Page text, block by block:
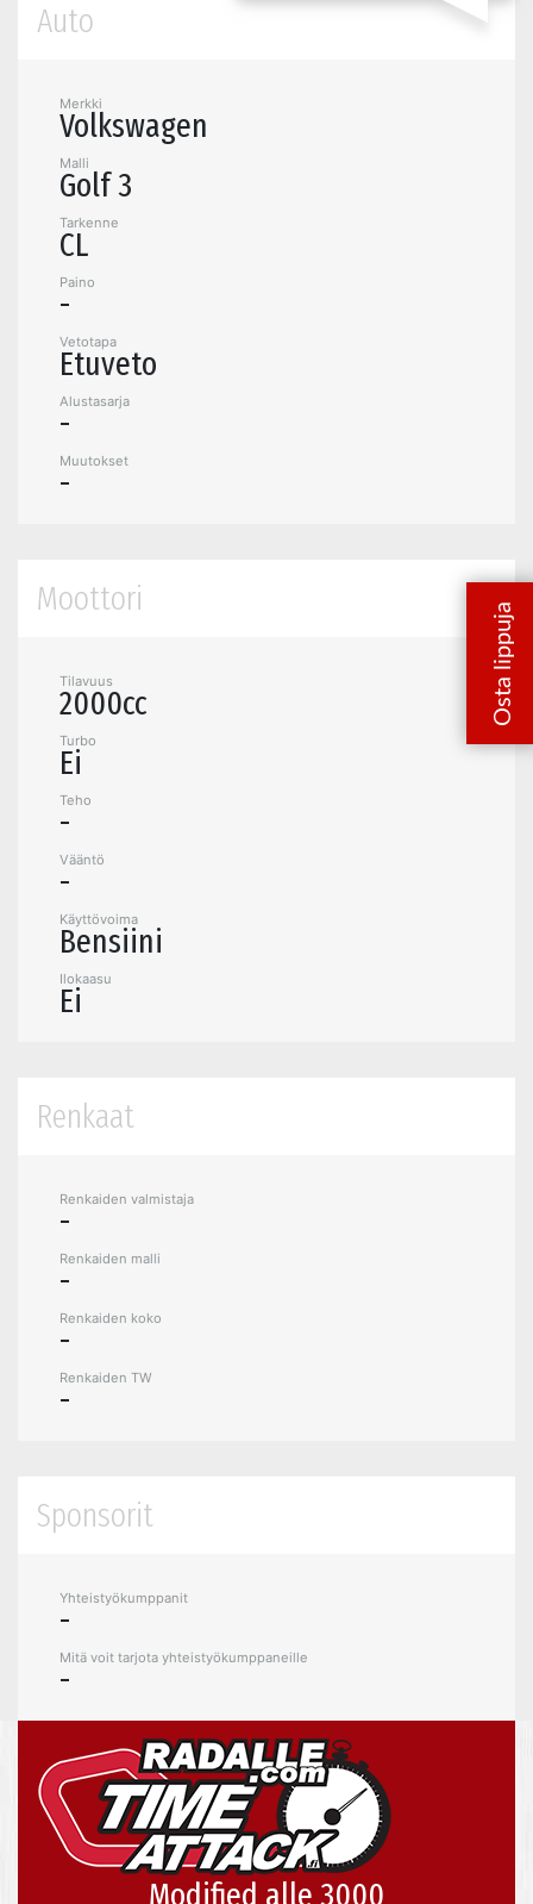
Auto
Merkki
Volkswagen
Malli
Golf 3
Tarkenne
CL
Paino
-
Vetotapa
Etuveto
Alustasarja
-
Muutokset
-
Moottori
Tilavuus
2000cc
Turbo
Ei
Teho
-
Vääntö
-
Käyttövoima
Bensiini
Ilokaasu
Ei
Renkaat
Renkaiden valmistaja
-
Renkaiden malli
-
Renkaiden koko
-
Renkaiden TW
-
Sponsorit
Yhteistyökumppanit
-
Mitä voit tarjota yhteistyökumppaneille
-
Modified alle 3000